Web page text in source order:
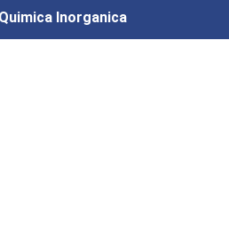
Inorganica